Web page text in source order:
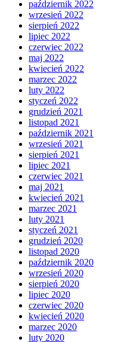
październik 2022
wrzesień 2022
sierpień 2022
lipiec 2022
czerwiec 2022
maj 2022
kwiecień 2022
marzec 2022
luty 2022
styczeń 2022
grudzień 2021
listopad 2021
październik 2021
wrzesień 2021
sierpień 2021
lipiec 2021
czerwiec 2021
maj 2021
kwiecień 2021
marzec 2021
luty 2021
styczeń 2021
grudzień 2020
listopad 2020
październik 2020
wrzesień 2020
sierpień 2020
lipiec 2020
czerwiec 2020
kwiecień 2020
marzec 2020
luty 2020